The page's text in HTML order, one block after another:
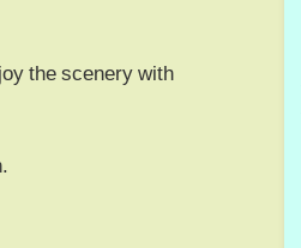
the scenery with